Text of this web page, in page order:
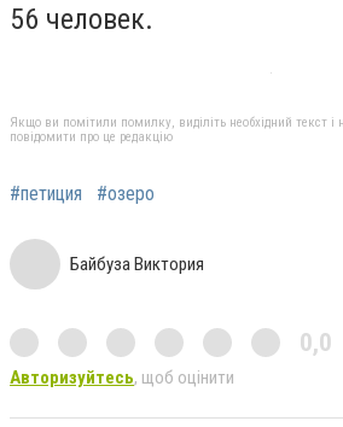
56 человек.
Якщо ви помітили помилку, виділіть необхідний текст і
повідомити про це редакцію
#петиция #озеро
Байбуза Виктория
0,0
Авторизуйтесь, щоб оцінити